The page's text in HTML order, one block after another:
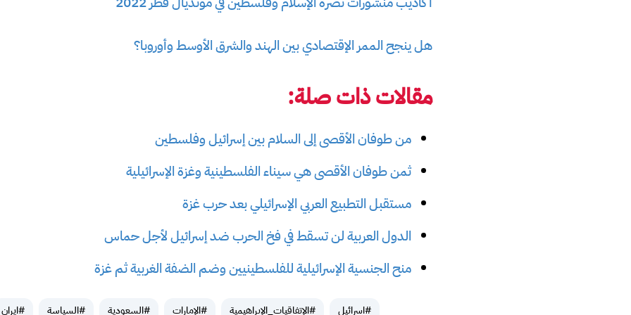
هل ينجح الممر الإقتصادي بين الهند والشرق الأوسط وأوروبا؟
مقالات ذات صلة:
من طوفان الأقصى إلى السلام بين إسرائيل وفلسطين
ثمن طوفان الأقصى هي سيناء الفلسطينية وغزة الإسرائيلية
مستقبل التطبيع العربي الإسرائيلي بعد حرب غزة
الدول العربية لن تسقط في فخ الحرب ضد إسرائيل لأجل حماس
منح الجنسية الإسرائيلية للفلسطينيين وضم الضفة الغربية ثم غزة
#اسرائيل #الإتفاقيات_الإبراهيمية #الإمارات #السعودية #السياسة #ايران